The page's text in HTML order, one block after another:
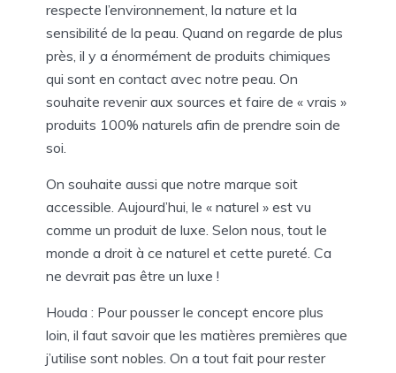
respecte l’environnement, la nature et la
sensibilité de la peau. Quand on regarde de plus
près, il y a énormément de produits chimiques
qui sont en contact avec notre peau. On
souhaite revenir aux sources et faire de « vrais »
produits 100% naturels afin de prendre soin de
soi.
On souhaite aussi que notre marque soit
accessible. Aujourd’hui, le « naturel » est vu
comme un produit de luxe. Selon nous, tout le
monde a droit à ce naturel et cette pureté. Ca
ne devrait pas être un luxe !
Houda : Pour pousser le concept encore plus
loin, il faut savoir que les matières premières que
j’utilise sont nobles. On a tout fait pour rester